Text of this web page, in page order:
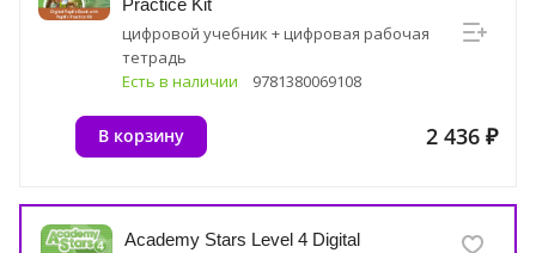
Practice Kit
цифровой учебник + цифровая рабочая
тетрадь
Есть в наличии
9781380069108
2 436 ₽
В корзину
Academy Stars Level 4 Digital